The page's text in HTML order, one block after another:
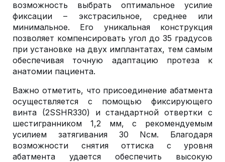
возможность выбрать оптимальное усилие
фиксации – экстрасильное, среднее или
минимальное. Его уникальная конструкция
позволяет компенсировать угол до 35 градусов
при установке на двух имплантатах, тем самым
обеспечивая точную адаптацию протеза к
анатомии пациента.
Важно отметить, что присоединение абатмента
осуществляется с помощью фиксирующего
винта (2SSHR330) и стандартной отвертки с
шестигранником 1,2 мм, с рекомендуемым
усилием затягивания 30 Nсм. Благодаря
возможности снятия оттиска с уровня
абатмента удается обеспечить высокую